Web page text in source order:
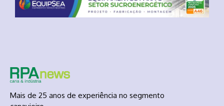
Mais de 25 anos de experiência no segmento